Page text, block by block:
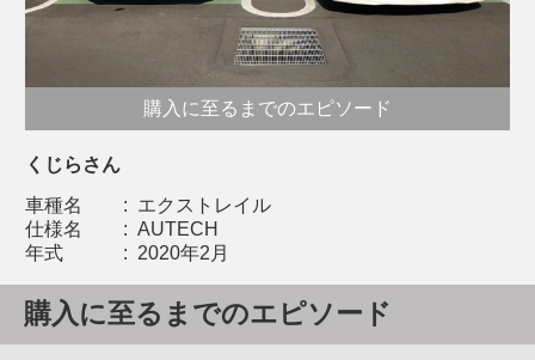
購入に至るまでのエピソード
くじらさん
車種名 : エクストレイル
仕様名
: AUTECH
年式
: 2020年2月
購入に至るまでのエピソード